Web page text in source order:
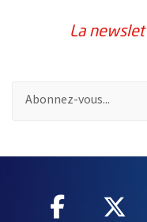
La
Facebook
, Ouvre